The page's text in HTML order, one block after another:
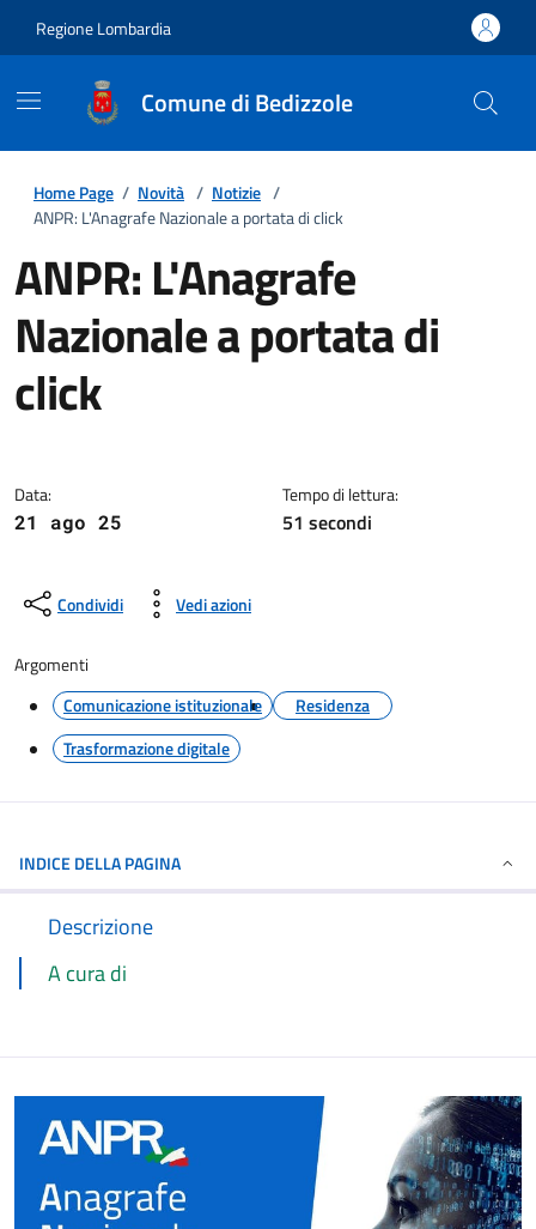
Regione Lombardia
Comune di Bedizzole
Home Page / Novità / Notizie /
ANPR: L'Anagrafe Nazionale a portata di click
ANPR: L'Anagrafe
Nazionale a portata di
click
Data:
21 ago 25
Tempo di lettura:
51 secondi
Condividi Vedi azioni
Argomenti
Comunicazione istituzionale
Residenza
Trasformazione digitale
INDICE DELLA PAGINA
Descrizione
A cura di